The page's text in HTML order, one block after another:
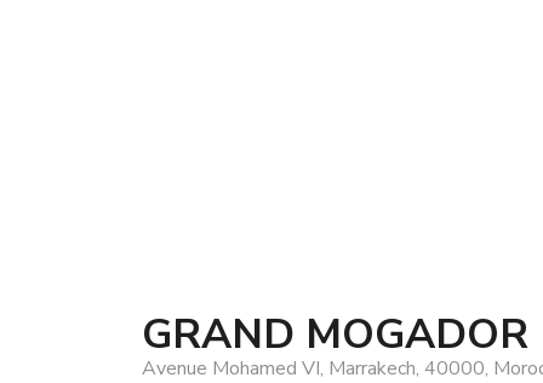
GRAND
Avenue Mohamed VI, Marrakech, 40000,